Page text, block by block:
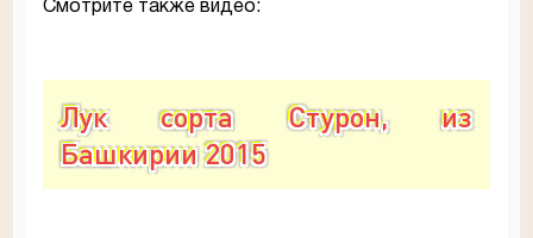
Смотрите также видео:
Лук сорта Стурон, из
Башкирии 2015